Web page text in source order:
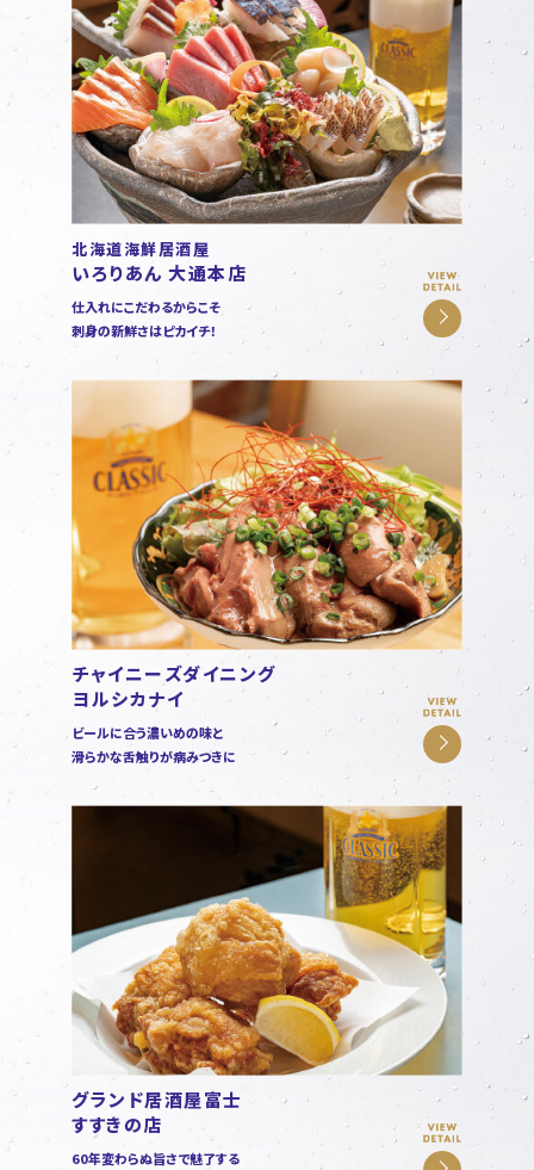
北海道海鮮居酒屋
いろりあん 大通本店
仕入れにこだわるからこそ
刺身の新鮮さはピカイチ！
チャイニーズダイニング
ヨルシカナイ
ビールに合う濃いめの味と
滑らかな舌触りが病みつきに
グランド居酒屋富士
すすきの店
60年変わらぬ旨さで魅了する